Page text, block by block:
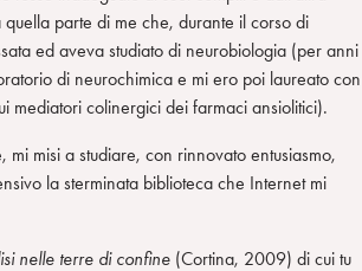
parte di me che, durante il corso di
ed aveva studiato di neurobiologia (per anni
di neurochimica e mi ero poi laureato con
mediatori colinergici dei farmaci ansiolitici).
mi misi a studiare, con rinnovato entusiasmo,
la sterminata biblioteca che Internet mi
nelle terre di confine (Cortina, 2009) di cui tu